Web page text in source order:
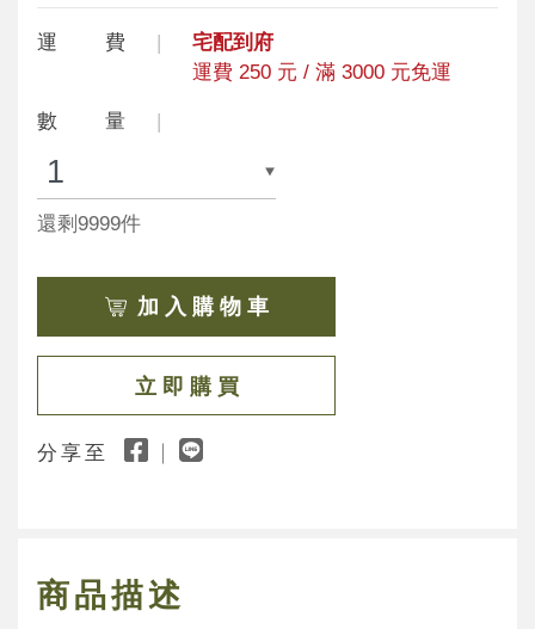
運 費
宅配到府
運費 250 元 / 滿 3000 元免運
數 量
還剩9999件
加 入 購 物 車
立 即 購 買
分享至
商品描述